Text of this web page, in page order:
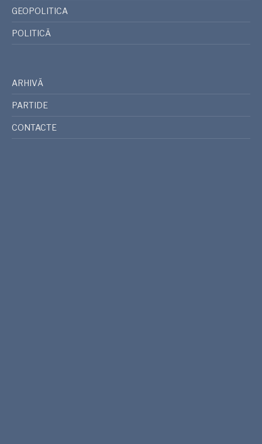
GEOPOLITICA
POLITICĂ
ARHIVĂ
PARTIDE
CONTACTE